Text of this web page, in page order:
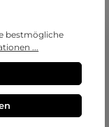
bestmögliche
...